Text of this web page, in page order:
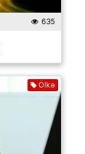
635
Ölkə